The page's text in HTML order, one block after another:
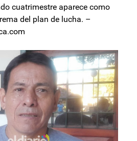
cuatrimestre aparece como
del plan de lucha. –